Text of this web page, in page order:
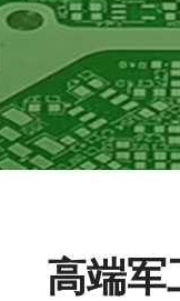
高端军